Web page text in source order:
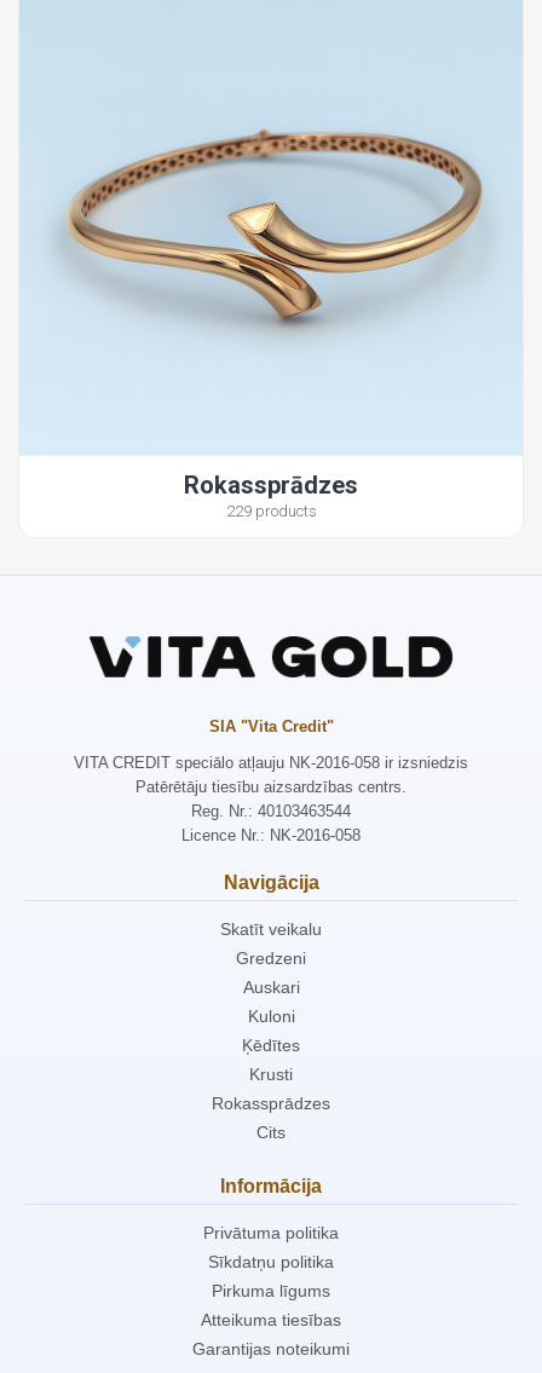
Rokassprādzes
229 products
SIA "Vita Credit"
VITA CREDIT speciālo atļauju NK-2016-058 ir izsniedzis
Patērētāju tiesību aizsardzības centrs.
Reg. Nr.: 40103463544
Licence Nr.: NK-2016-058
Navigācija
Skatīt veikalu
Gredzeni
Auskari
Kuloni
Ķēdītes
Krusti
Rokassprādzes
Cits
Informācija
Privātuma politika
Sīkdatņu politika
Pirkuma līgums
Atteikuma tiesības
Garantijas noteikumi